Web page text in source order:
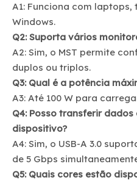
A1: Funciona com laptops,
Windows.
Q2: Suporta vários
A2: Sim, o MST permite
duplos ou triplos.
Q3: Qual é a potência
A3: Até 100 W para
Q4: Posso transferir
dispositivo?
A4: Sim, o USB-A 3.0
de 5 Gbps
Q5: Quais cores estão